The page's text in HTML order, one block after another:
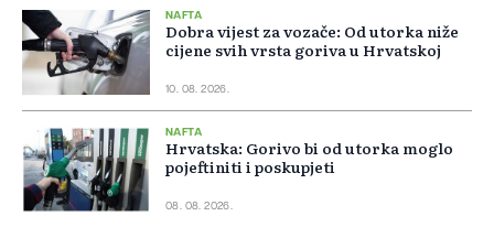
NAFTA
Dobra vijest za vozače: Od utorka niže
cijene svih vrsta goriva u Hrvatskoj
10. 08. 2026.
NAFTA
Hrvatska: Gorivo bi od utorka moglo
pojeftiniti i poskupjeti
08. 08. 2026.